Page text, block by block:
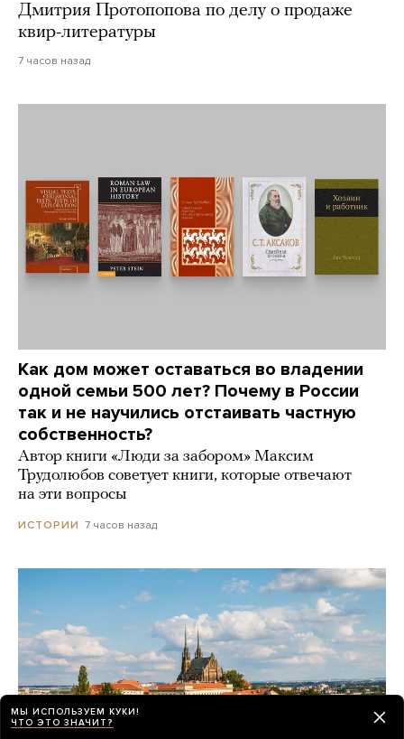
Дмитрия Протопопова по делу о продаже
квир-литературы
7 часов назад
Как дом может оставаться во владении
одной семьи 500 лет? Почему в России
так и не научились отстаивать частную
собственность?
Автор книги «Люди за забором» Максим
Трудолюбов советует книги, которые отвечают
на эти вопросы
ИСТОРИИ 7 часов назад
МЫ ИСПОЛЬЗУЕМ КУКИ!
ЧТО ЭТО ЗНАЧИТ?